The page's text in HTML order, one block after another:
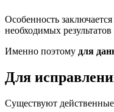
Особенность
необходимых
Именно поэтому для
Для
Существуют